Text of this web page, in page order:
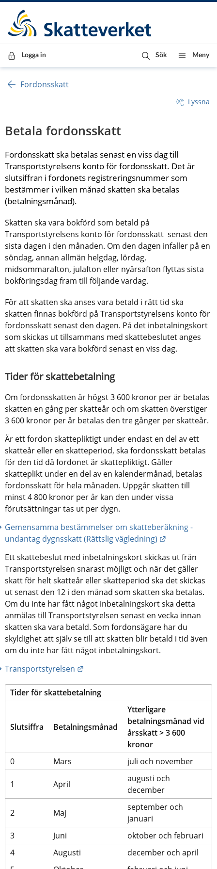
Till innehåll
Till navigationen
Till chattrobot
Logga in Sök Meny
Fordonsskatt
Lyssna
Betala fordonsskatt
Fordonsskatt ska betalas senast en viss dag till
Transportstyrelsens konto för fordonsskatt. Det är
slutsiffran i fordonets registreringsnummer som
bestämmer i vilken månad skatten ska betalas
(betalningsmånad).
Skatten ska vara bokförd som betald på
Transportstyrelsens konto för fordonsskatt  senast den
sista dagen i den månaden. Om den dagen infaller på en
söndag, annan allmän helgdag, lördag,
midsommarafton, julafton eller nyårsafton flyttas sista
bokföringsdag fram till följande vardag.
För att skatten ska anses vara betald i rätt tid ska
skatten finnas bokförd på Transportstyrelsens konto för
fordonsskatt senast den dagen. På det inbetalningskort
som skickas ut tillsammans med skattebeslutet anges
att skatten ska vara bokförd senast en viss dag.
Tider för skattebetalning
Om fordonsskatten är högst 3 600 kronor per år betalas
skatten en gång per skatteår och om skatten överstiger
3 600 kronor per år betalas den tre gånger per skatteår.
Är ett fordon skattepliktigt under endast en del av ett
skatteår eller en skatteperiod, ska fordonsskatt betalas
för den tid då fordonet är skattepliktigt. Gäller
skatteplikt under en del av en kalendermånad, betalas
fordonsskatt för hela månaden. Uppgår skatten till
minst 4 800 kronor per år kan den under vissa
förutsättningar tas ut per dygn.
Gemensamma bestämmelser om skatteberäkning -
undantag dygnsskatt (Rättslig vägledning)
Ett skattebeslut med inbetalningskort skickas ut från
Transportstyrelsen snarast möjligt och när det gäller
skatt för helt skatteår eller skatteperiod ska det skickas
ut senast den 12 i den månad som skatten ska betalas.
Om du inte har fått något inbetalningskort ska detta
anmälas till Transportstyrelsen senast en vecka innan
skatten ska vara betald. Som fordonsägare har du
skyldighet att själv se till att skatten blir betald i tid även
om du inte har fått något inbetalningskort.
Transportstyrelsen
Tider för skattebetalning
Slutsiffra Betalningsmånad
Ytterligare
betalningsmånad vid
årsskatt > 3 600
kronor
0
Mars juli och november
1 April
augusti och
december
2 Maj
september och
januari
3
Juni
oktober och februari
4
Augusti
december och april